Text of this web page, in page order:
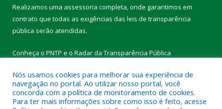
Realizamos uma assessoria completa, onde garantimos em
contrato que todas as exigências das leis de transparência
pública serão atendidas.
Conheça o PNTP e o Radar da Transparência Pública
Todos os direitos reservados a Prefeitura Municipal de Vitória do
Nós usamos cookies para melhorar sua experiência de
navegação no portal. Ao utilizar nosso portal, você
concorda com a política de monitoramento de cookies.
Para ter mais informações sobre como isso é feito, acesse